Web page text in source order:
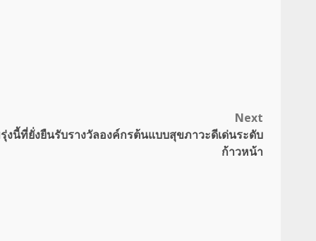
Next
งนี้ที่ยั่งยืนรับรางวัลองค์กรต้นแบบสุขภาวะดีเด่นระดับ
ก้าวหน้า